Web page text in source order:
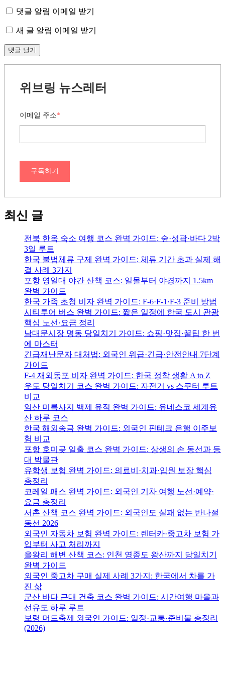
댓글 알림 이메일 받기
새 글 알림 이메일 받기
위브링 뉴스레터
이메일 주소*
구독하기
최신 글
전북 한옥 숙소 여행 코스 완벽 가이드: 숲·성곽·바다 2박
3일 루트
한국 불법체류 구제 완벽 가이드: 체류 기간 초과 실제 해
결 사례 3가지
포항 영일대 야간 산책 코스: 일몰부터 야경까지 1.5km
완벽 가이드
한국 가족 초청 비자 완벽 가이드: F-6·F-1·F-3 준비 방법
시티투어 버스 완벽 가이드: 짧은 일정에 한국 도시 관광
핵심 노선·요금 정리
남대문시장 명동 당일치기 가이드: 쇼핑·맛집·꿀팁 한 번
에 마스터
긴급재난문자 대처법: 외국인 위급·긴급·안전안내 7단계
가이드
F-4 재외동포 비자 완벽 가이드: 한국 정착 생활 A to Z
우도 당일치기 코스 완벽 가이드: 자전거 vs 스쿠터 루트
비교
익산 미륵사지 백제 유적 완벽 가이드: 유네스코 세계유
산 하루 코스
한국 해외송금 완벽 가이드: 외국인 핀테크 은행 이주보
험 비교
포항 호미곶 일출 코스 완벽 가이드: 상생의 손 동선과 등
대 박물관
유학생 보험 완벽 가이드: 의료비·치과·입원 보장 핵심
총정리
코레일 패스 완벽 가이드: 외국인 기차 여행 노선·예약·
요금 총정리
서촌 산책 코스 완벽 가이드: 외국인도 실패 없는 반나절
동선 2026
외국인 자동차 보험 완벽 가이드: 렌터카·중고차 보험 가
입부터 사고 처리까지
을왕리 해변 산책 코스: 인천 영종도 왕산까지 당일치기
완벽 가이드
외국인 중고차 구매 실제 사례 3가지: 한국에서 차를 가
진 삶
군산 바다 근대 건축 코스 완벽 가이드: 시간여행 마을과
선유도 하루 루트
보령 머드축제 외국인 가이드: 일정·교통·준비물 총정리
(2026)